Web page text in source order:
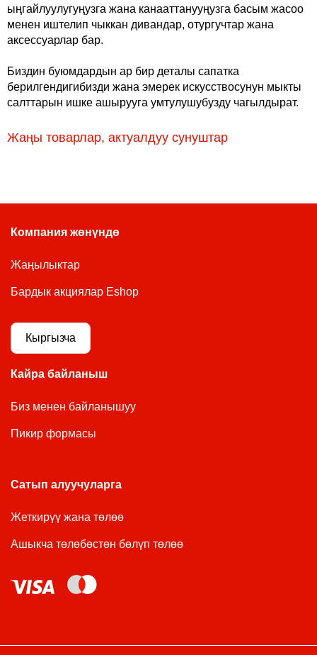
ыңгайлуулугуңузга жана канааттанууңузга басым жасоо
менен иштелип чыккан дивандар, отургучтар жана
аксессуарлар бар.
Биздин буюмдардын ар бир деталы сапатка
берилгендигибизди жана эмерек искусствосунун мыкты
салттарын ишке ашырууга умтулушубузду чагылдырат.
Жаңы товарлар, актуалдуу сунуштар
Компания жөнүндө
Жаңылыктар
Бардык акциялар Eshop
Кыргызча
Кайра байланыш
Биз менен байланышуу
Пикир формасы
Сатып алуучуларга
Жеткирүү жана төлөө
Ашыкча төлөбөстөн бөлүп төлөө